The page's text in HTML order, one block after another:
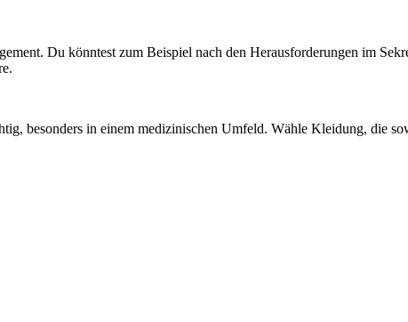
Du könntest zum Beispiel nach den Herausforderungen im
besonders in einem medizinischen Umfeld. Wähle Kleidung, die